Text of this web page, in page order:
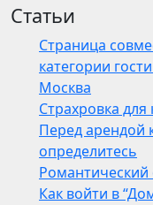
Статьи
Страница
категории
Москва
Страхровка
Перед арендой
определитесь
Романтический
Как войти в